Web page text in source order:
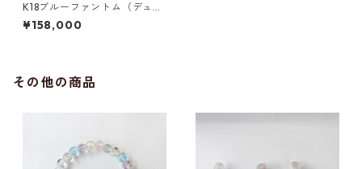
K18ブルーファントム（デュモ
ルチェライトインクォーツ）
のペンダントトップ
¥158,000
その他の商品